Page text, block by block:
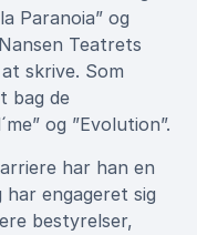
Paranoia” og
Teatrets
skrive. Som
bag de
og ”Evolution”.
har han en
engageret sig
bestyrelser,